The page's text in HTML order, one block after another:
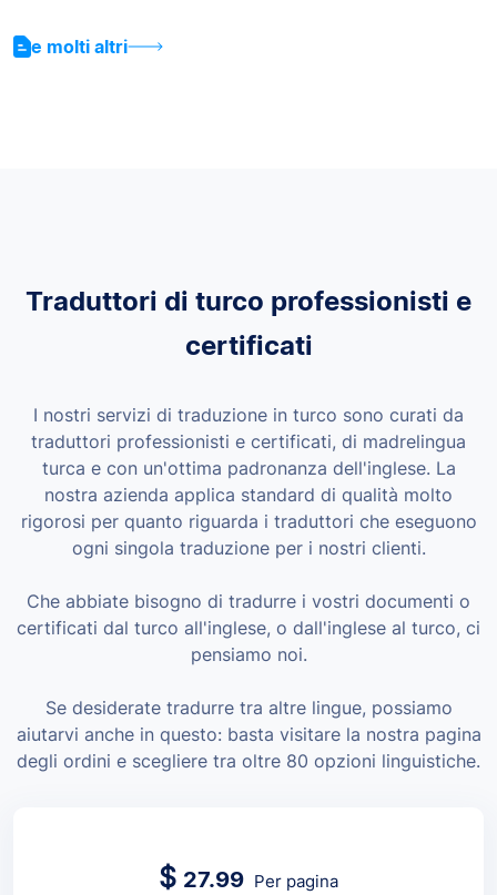
e molti altri
Traduttori di turco professionisti e
certificati
I nostri servizi di traduzione in turco sono curati da
traduttori professionisti e certificati, di madrelingua
turca e con un'ottima padronanza dell'inglese. La
nostra azienda applica standard di qualità molto
rigorosi per quanto riguarda i traduttori che eseguono
ogni singola traduzione per i nostri clienti.
Che abbiate bisogno di tradurre i vostri documenti o
certificati dal turco all'inglese, o dall'inglese al turco, ci
pensiamo noi.
Se desiderate tradurre tra altre lingue, possiamo
aiutarvi anche in questo: basta visitare la nostra pagina
degli ordini e scegliere tra oltre 80 opzioni linguistiche.
$ 27.99 Per pagina